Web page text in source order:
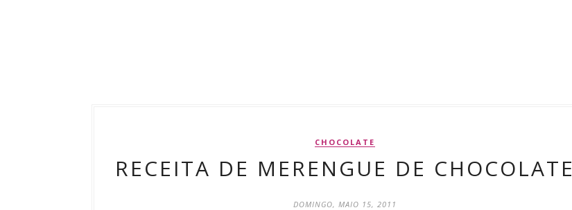
CHOCOLATE
RECEITA DE MERENGUE DE CHOCOLATE
DOMINGO, MAIO 15, 2011